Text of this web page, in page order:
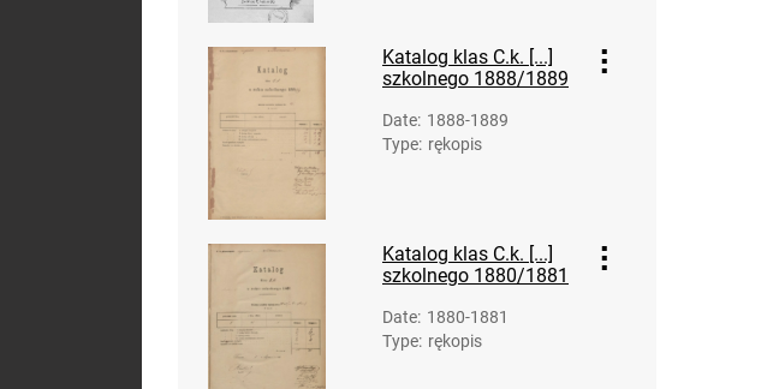
Katalog klas C.k. [...]
szkolnego 1888/1889
Date: 1888-1889
Type: rękopis
Katalog klas C.k. [...]
szkolnego 1880/1881
Date: 1880-1881
Type: rękopis